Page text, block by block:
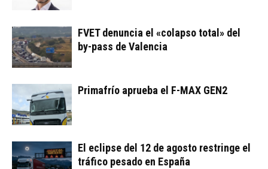
FVET denuncia el «colapso total» del
by-pass de Valencia
Primafrío aprueba el F-MAX GEN2
El eclipse del 12 de agosto restringe el
tráfico pesado en España